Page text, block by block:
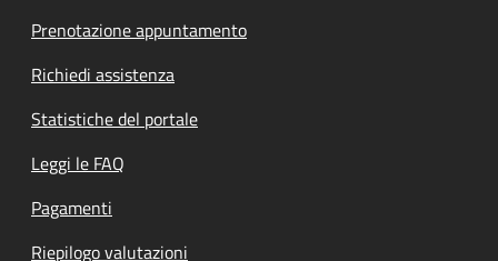
Prenotazione appuntamento
Richiedi assistenza
Statistiche del portale
Leggi le FAQ
Pagamenti
Riepilogo valutazioni